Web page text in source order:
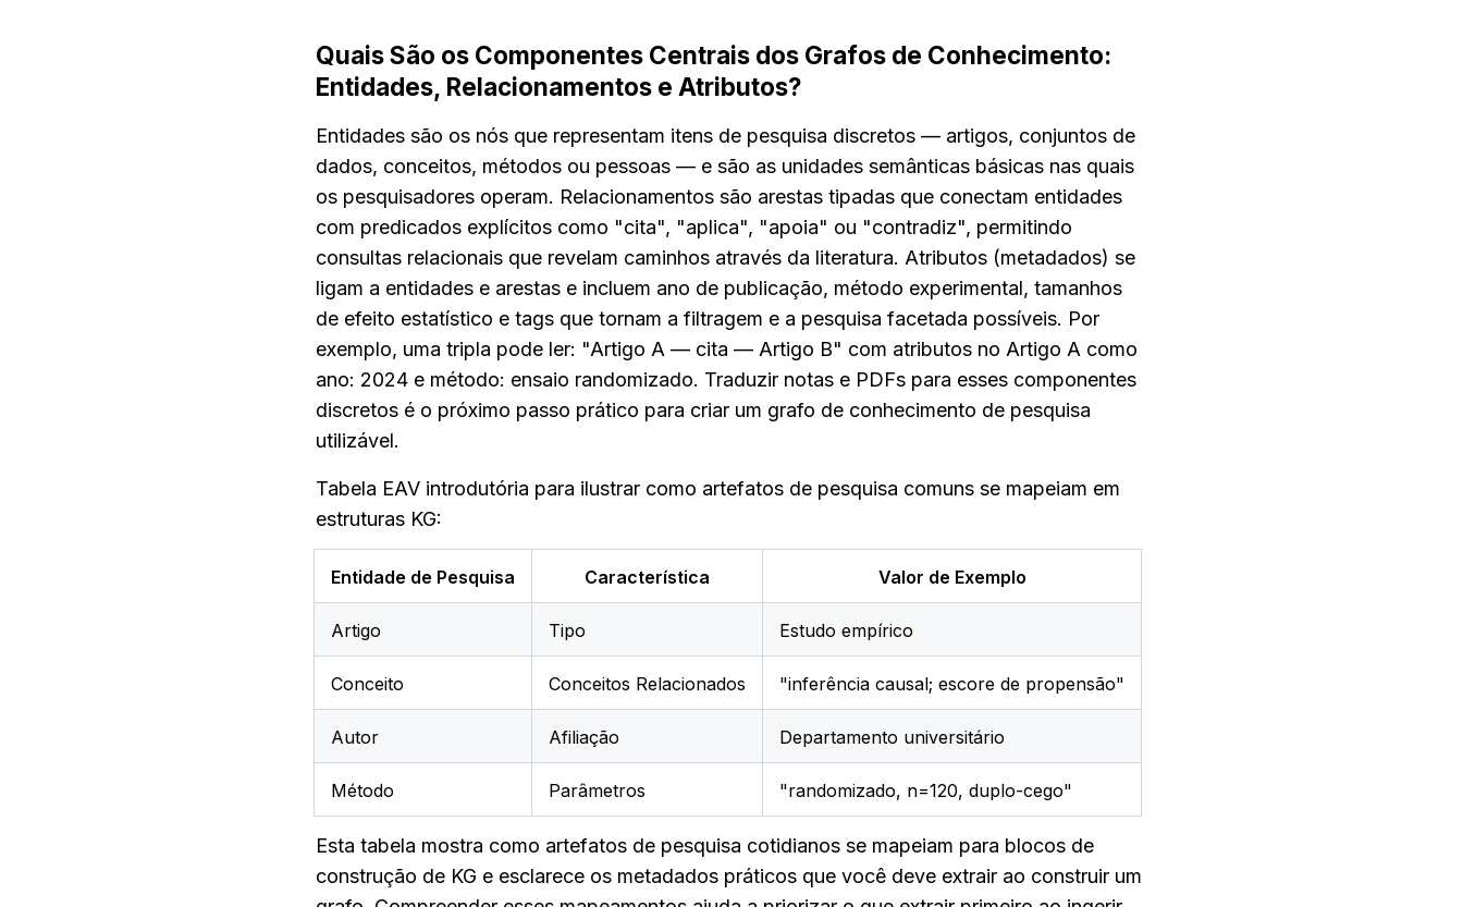
Quais São os Componentes Centrais dos Grafos de Conhecimento:
Entidades, Relacionamentos e Atributos?
Entidades são os nós que representam itens de pesquisa discretos — artigos, conjuntos de
dados, conceitos, métodos ou pessoas — e são as unidades semânticas básicas nas quais
os pesquisadores operam. Relacionamentos são arestas tipadas que conectam entidades
com predicados explícitos como "cita", "aplica", "apoia" ou "contradiz", permitindo
consultas relacionais que revelam caminhos através da literatura. Atributos (metadados) se
ligam a entidades e arestas e incluem ano de publicação, método experimental, tamanhos
de efeito estatístico e tags que tornam a filtragem e a pesquisa facetada possíveis. Por
exemplo, uma tripla pode ler: "Artigo A — cita — Artigo B" com atributos no Artigo A como
ano: 2024 e método: ensaio randomizado. Traduzir notas e PDFs para esses componentes
discretos é o próximo passo prático para criar um grafo de conhecimento de pesquisa
utilizável.
Tabela EAV introdutória para ilustrar como artefatos de pesquisa comuns se mapeiam em
estruturas KG:
Entidade de Pesquisa Característica Valor de Exemplo
Artigo Tipo Estudo empírico
Conceito Conceitos Relacionados "inferência causal; escore de propensão"
Autor Afiliação Departamento universitário
Método Parâmetros "randomizado, n=120, duplo-cego"
Esta tabela mostra como artefatos de pesquisa cotidianos se mapeiam para blocos de
construção de KG e esclarece os metadados práticos que você deve extrair ao construir um